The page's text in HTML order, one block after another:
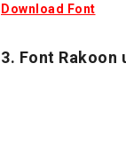
Download Font
3. Font Rakoon